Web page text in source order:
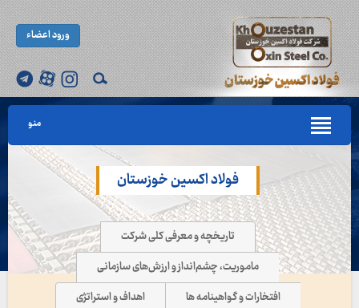
ورود اعضاء
منو
فولاد اکسین خوزستان
تاریخچه و معرفی کلی شرکت
ماموریت، چشم‌انداز و ارزش‌های سازمانی
افتخارات و گواهینامه ها
اهداف و استراتژی